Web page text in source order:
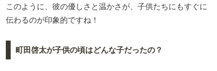
このように、彼の優しさと温かさが、子供たちにもすぐに
伝わるのが印象的ですね！
町田啓太が子供の頃はどんな子だったの？